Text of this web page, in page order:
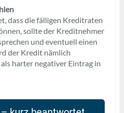
dass die fälligen Kreditraten
sollte der Kreditnehmer
und eventuell einen
der Kredit nämlich
harter negativer Eintrag in